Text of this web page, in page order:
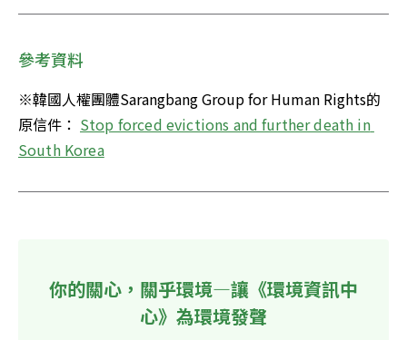
參考資料
※韓國人權團體Sarangbang Group for Human Rights的
原信件： Stop forced evictions and further death in
South Korea
你的關心，關乎環境—讓《環境資訊中
心》為環境發聲